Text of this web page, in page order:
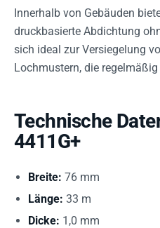
Innerhalb von Gebäuden
druckbasierte Abdichtung
sich ideal zur Versiegelung
Lochmustern, die
Technische
4411G+
Breite: 76 mm
Länge: 33 m
Dicke: 1,0 mm